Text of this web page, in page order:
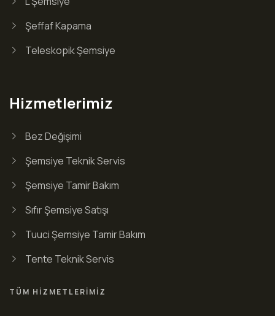
Şeffaf Kapama
Teleskopik Şemsiye
Hizmetlerimiz
Bez Değişimi
Şemsiye Teknik Servis
Şemsiye Tamir Bakım
Sıfır Şemsiye Satışı
Tuuci Şemsiye Tamir Bakım
Tente Teknik Servis
TÜM HIZMETLERIMIZ